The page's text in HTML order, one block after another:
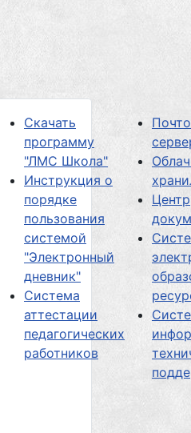
Скачать
программу
"ЛМС Школа"
Инструкция о
порядке
пользования
системой
"Электронный
дневник"
Система
аттестации
педагогических
работников
Центр